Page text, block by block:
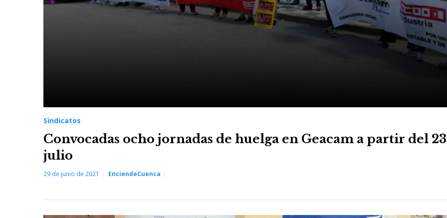
Sindicatos
Convocadas ocho jornadas de huelga en Geacam a partir del
julio
29 de junio de 2021 EnciendeCuenca